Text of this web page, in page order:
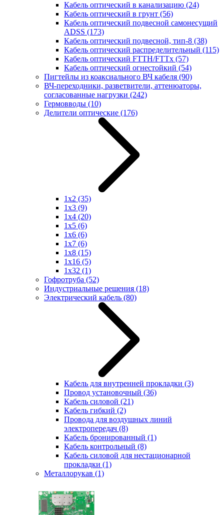
Кабель оптический в канализацию (24)
Кабель оптический в грунт (56)
Кабель оптический подвесной самонесущий
ADSS (173)
Кабель оптический подвесной, тип-8 (38)
Кабель оптический распределительный (115)
Кабель оптический FTTH/FTTx (57)
Кабель оптический огнестойкий (54)
Пигтейлы из коаксиального ВЧ кабеля (90)
ВЧ-переходники, разветвители, аттенюаторы,
согласованные нагрузки (242)
Гермовводы (10)
Делители оптические (176)
1x2 (35)
1x3 (9)
1x4 (20)
1x5 (6)
1x6 (6)
1x7 (6)
1x8 (15)
1x16 (5)
1x32 (1)
Гофротруба (52)
Индустриальные решения (18)
Электрический кабель (80)
Кабель для внутренней прокладки (3)
Провод установочный (36)
Кабель силовой (21)
Кабель гибкий (2)
Провода для воздушных линий
электропередач (8)
Кабель бронированный (1)
Кабель контрольный (8)
Кабель силовой для нестационарной
прокладки (1)
Металлорукав (1)